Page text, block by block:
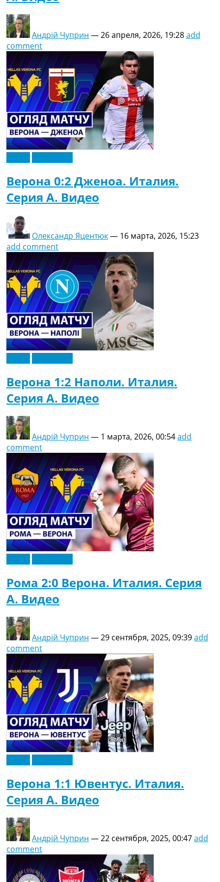
Андрій Чуприн —26 апреля, 2026, 19:28add
comment
Верона 0:2 Дженоа. Италия.
Серия A. Видео
Олександр Яцентюк— 16 марта, 2026, 15:23
add comment
Верона 1:2 Наполи. Италия.
Серия A. Видео
Андрій Чуприн — 1 марта, 2026, 00:54add
comment
Рома 2:0 Верона. Италия. Серия
A. Видео
Андрій Чуприн —29 сентября, 2025, 09:39add
comment
Верона 1:1 Ювентус. Италия.
Серия A. Видео
Андрій Чуприн —22 сентября, 2025, 00:47add
comment